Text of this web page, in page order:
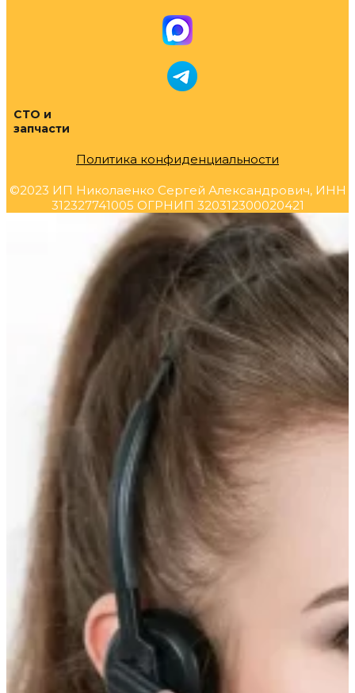
СТО и
запчасти
Политика конфиденциальности
©2023 ИП Николаенко Сергей Александрович, ИНН
312327741005 ОГРНИП 320312300020421